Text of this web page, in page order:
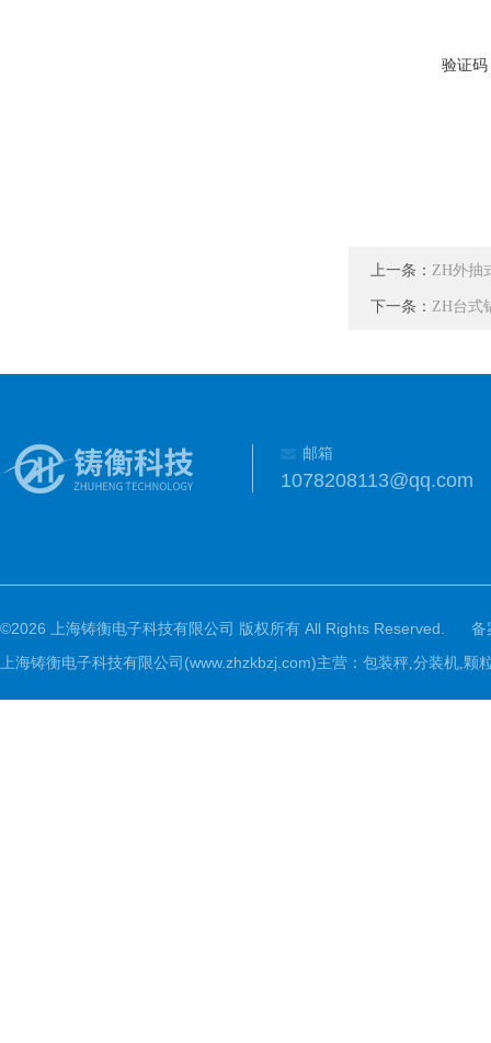
验证码
上一条： ZH外抽
下一条： ZH台式
邮箱
1078208113@qq.com
©2026 上海铸衡电子科技有限公司 版权所有 All Rights Reserved.
备
上海铸衡电子科技有限公司(www.zhzkbzj.com)主营： 包装秤,分装机,颗